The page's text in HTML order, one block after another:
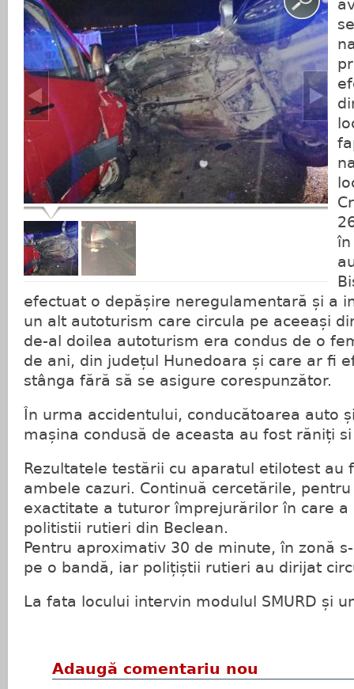
în
efectuat o depășire neregulamentară și a
un alt autoturism care circula pe aceeași
de-al doilea autoturism era condus de o
de ani, din județul Hunedoara și care ar fi
stânga fără să se asigure corespunzător.
În urma accidentului, conducătoarea auto
mașina condusă de aceasta au fost răniți
Rezultatele testării cu aparatul etilotest au
ambele cazuri. Continuă cercetările,
exactitate a tuturor împrejurărilor în care a
politistii rutieri din Beclean.
Pentru aproximativ 30 de minute, în zonă
pe o bandă, iar polițiștii rutieri au dirijat
La fata locului intervin modulul SMURD și
Adaugă comentariu nou